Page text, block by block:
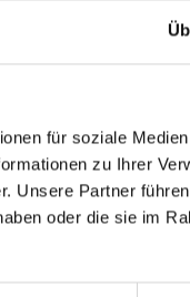
für soziale
zu Ihrer
Unsere Partner
oder die sie im
Ihr Raumklima.
ganz flexibel
oder